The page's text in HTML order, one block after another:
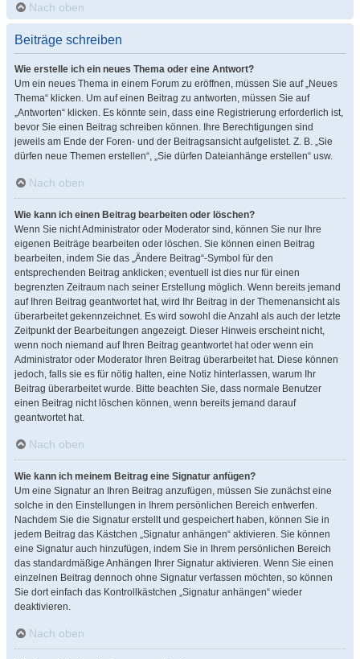
Nach oben
Beiträge schreiben
Wie erstelle ich ein neues Thema oder eine Antwort?
Um ein neues Thema in einem Forum zu eröffnen, müssen Sie auf „Neues
Thema“ klicken. Um auf einen Beitrag zu antworten, müssen Sie auf
„Antworten“ klicken. Es könnte sein, dass eine Registrierung erforderlich ist,
bevor Sie einen Beitrag schreiben können. Ihre Berechtigungen sind
jeweils am Ende der Foren- und der Beitragsansicht aufgelistet. Z. B. „Sie
dürfen neue Themen erstellen“, „Sie dürfen Dateianhänge erstellen“ usw.
Nach oben
Wie kann ich einen Beitrag bearbeiten oder löschen?
Wenn Sie nicht Administrator oder Moderator sind, können Sie nur Ihre
eigenen Beiträge bearbeiten oder löschen. Sie können einen Beitrag
bearbeiten, indem Sie das „Ändere Beitrag“-Symbol für den
entsprechenden Beitrag anklicken; eventuell ist dies nur für einen
begrenzten Zeitraum nach seiner Erstellung möglich. Wenn bereits jemand
auf Ihren Beitrag geantwortet hat, wird Ihr Beitrag in der Themenansicht als
überarbeitet gekennzeichnet. Es wird sowohl die Anzahl als auch der letzte
Zeitpunkt der Bearbeitungen angezeigt. Dieser Hinweis erscheint nicht,
wenn noch niemand auf Ihren Beitrag geantwortet hat oder wenn ein
Administrator oder Moderator Ihren Beitrag überarbeitet hat. Diese können
jedoch, falls sie es für nötig halten, eine Notiz hinterlassen, warum Ihr
Beitrag überarbeitet wurde. Bitte beachten Sie, dass normale Benutzer
einen Beitrag nicht löschen können, wenn bereits jemand darauf
geantwortet hat.
Nach oben
Wie kann ich meinem Beitrag eine Signatur anfügen?
Um eine Signatur an Ihren Beitrag anzufügen, müssen Sie zunächst eine
solche in den Einstellungen in Ihrem persönlichen Bereich entwerfen.
Nachdem Sie die Signatur erstellt und gespeichert haben, können Sie in
jedem Beitrag das Kästchen „Signatur anhängen“ aktivieren. Sie können
eine Signatur auch hinzufügen, indem Sie in Ihrem persönlichen Bereich
das standardmäßige Anhängen Ihrer Signatur aktivieren. Wenn Sie einen
einzelnen Beitrag dennoch ohne Signatur verfassen möchten, so können
Sie dort einfach das Kontrollkästchen „Signatur anhängen“ wieder
deaktivieren.
Nach oben